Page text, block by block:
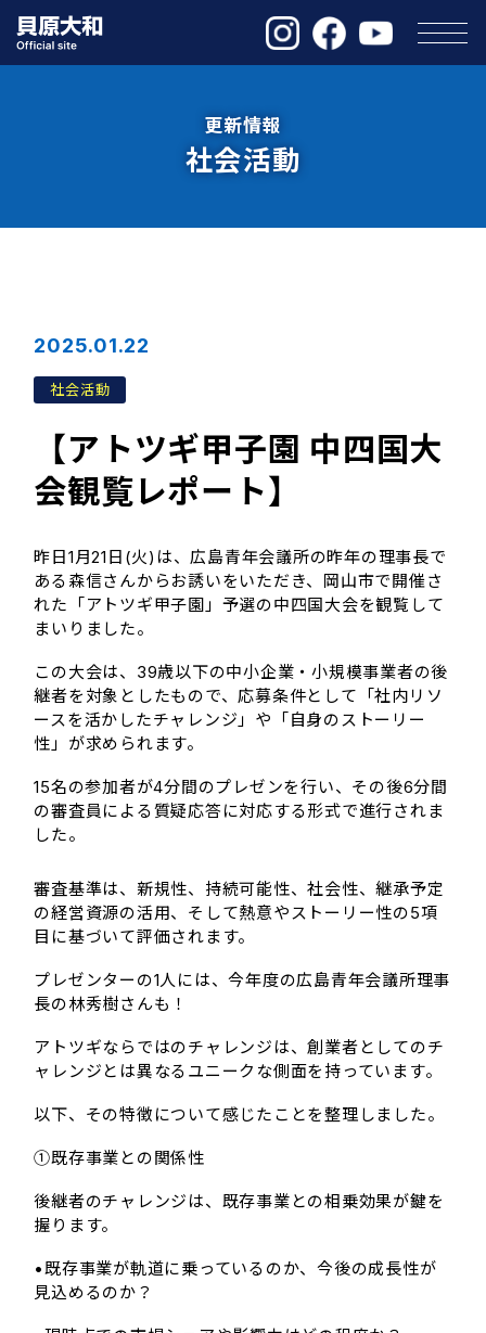
更新情報
社会活動
2025.01.22
社会活動
【アトツギ甲子園 中四国大
会観覧レポート】
昨日1月21日(火)は、広島青年会議所の昨年の理事長で
ある森信さんからお誘いをいただき、岡山市で開催さ
れた「アトツギ甲子園」予選の中四国大会を観覧して
まいりました。
この大会は、39歳以下の中小企業・小規模事業者の後
継者を対象としたもので、応募条件として「社内リソ
ースを活かしたチャレンジ」や「自身のストーリー
性」が求められます。
15名の参加者が4分間のプレゼンを行い、その後6分間
の審査員による質疑応答に対応する形式で進行されま
した。
審査基準は、新規性、持続可能性、社会性、継承予定
の経営資源の活用、そして熱意やストーリー性の5項
目に基づいて評価されます。
プレゼンターの1人には、今年度の広島青年会議所理事
長の林秀樹さんも！
アトツギならではのチャレンジは、創業者としてのチ
ャレンジとは異なるユニークな側面を持っています。
以下、その特徴について感じたことを整理しました。
①既存事業との関係性
後継者のチャレンジは、既存事業との相乗効果が鍵を
握ります。
•既存事業が軌道に乗っているのか、今後の成長性が
見込めるのか？